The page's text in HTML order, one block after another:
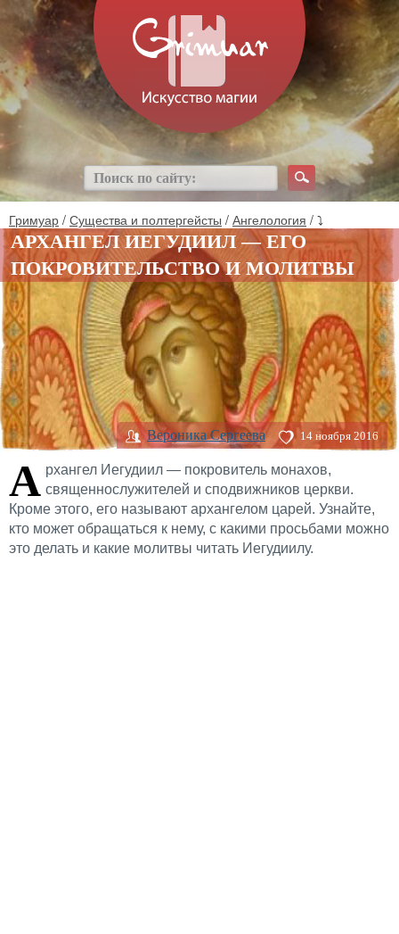
Гримуар / Существа и полтергейсты / Ангелология / ⤵
АРХАНГЕЛ ИЕГУДИИЛ — ЕГО
ПОКРОВИТЕЛЬСТВО И МОЛИТВЫ
Вероника Сергеева 14 ноября 2016
А рхангел Иегудиил — покровитель монахов,
священнослужителей и сподвижников церкви.
Кроме этого, его называют архангелом царей. Узнайте,
кто может обращаться к нему, с какими просьбами можно
это делать и какие молитвы читать Иегудиилу.